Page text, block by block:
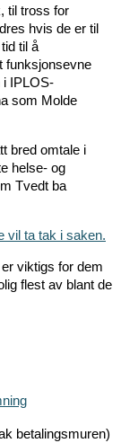
til tross for
hvis de er til
til å
funksjonsevne
i IPLOS-
som Molde
bred omtale i
helse- og
Tvedt ba
vil ta tak i saken.
viktigs for dem
flest av blant de
betalingsmuren)